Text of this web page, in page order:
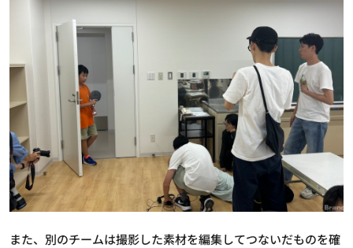
また、別のチームは撮影した素材を編集してつないだものを確